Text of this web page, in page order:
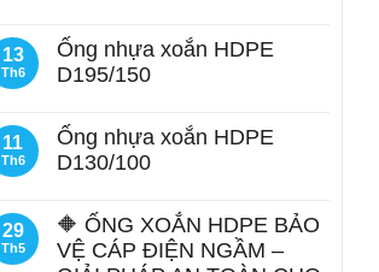
13
Th6
Ống nhựa xoắn HDPE
D195/150
11
Th6
Ống nhựa xoắn HDPE
D130/100
29
Th5
🔶 ỐNG XOẮN HDPE BẢO
VỆ CÁP ĐIỆN NGẦM –